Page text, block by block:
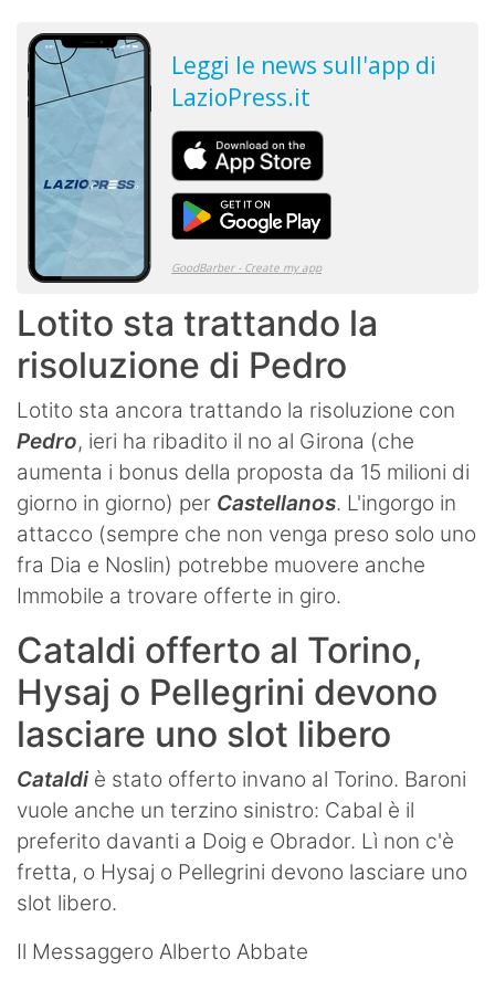
Lotito sta trattando la
risoluzione di Pedro
Lotito sta ancora trattando la risoluzione con
Pedro, ieri ha ribadito il no al Girona (che
aumenta i bonus della proposta da 15 milioni di
giorno in giorno) per Castellanos. L'ingorgo in
attacco (sempre che non venga preso solo uno
fra Dia e Noslin) potrebbe muovere anche
Immobile a trovare offerte in giro.
Cataldi offerto al Torino,
Hysaj o Pellegrini devono
lasciare uno slot libero
Cataldi è stato offerto invano al Torino. Baroni
vuole anche un terzino sinistro: Cabal è il
preferito davanti a Doig e Obrador. Lì non c'è
fretta, o Hysaj o Pellegrini devono lasciare uno
slot libero.
Il Messaggero Alberto Abbate